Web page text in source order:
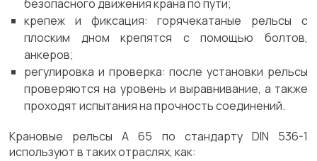
безопасного движения крана по пути;
крепеж и фиксация: горячекатаные рельсы с
плоским дном крепятся с помощью болтов,
анкеров;
регулировка и проверка: после установки рельсы
проверяются на уровень и выравнивание, а также
проходят испытания на прочность соединений.
Крановые рельсы А 65 по стандарту DIN 536-1
используют в таких отраслях, как: